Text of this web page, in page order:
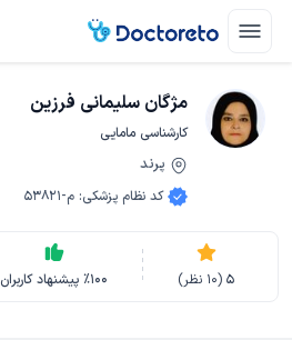
مژگان سلیمانی فرزین
کارشناسی مامایی
پرند
کد نظام پزشکی: م-53821
5
(
10 نظر) ٪100 پیشنهاد کاربران